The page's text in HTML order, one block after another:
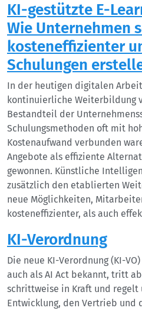
KI-gestützte E-
Wie Unternehmen
kosteneffizienter
Schulungen
In der heutigen digitalen
kontinuierliche Weiterbildung
Bestandteil der
Schulungsmethoden oft mit
Kostenaufwand verbunden
Angebote als effiziente
gewonnen. Künstliche
zusätzlich den etablierten
neue Möglichkeiten,
kosteneffizienter, als auch
KI-Verordnung
Die neue KI-Verordnung (KI-
auch als AI Act bekannt, tritt
schrittweise in Kraft und regelt
Entwicklung, den Vertrieb und